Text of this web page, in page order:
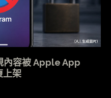
內容被 Apple App
上架